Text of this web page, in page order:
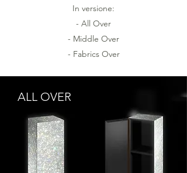
In versione:
- All Over
- Middle Over
- Fabrics Over
ALL OVER